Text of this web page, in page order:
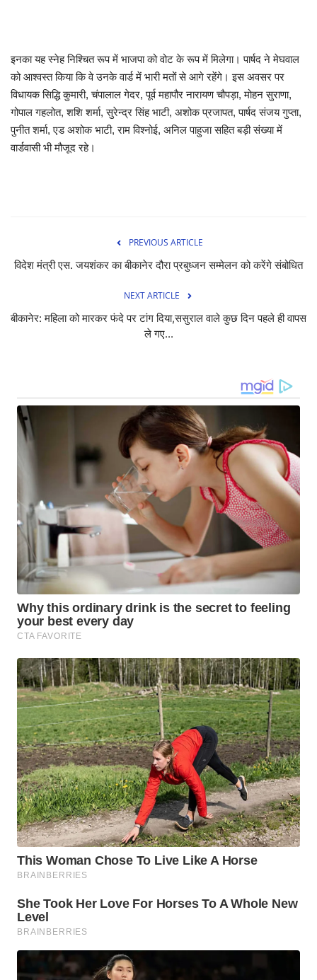
इनका यह स्नेह निश्चित रूप में भाजपा को वोट के रूप में मिलेगा। पार्षद ने मेघवाल
को आश्वस्त किया कि वे उनके वार्ड में भारी मतों से आगे रहेंगे। इस अवसर पर
विधायक सिद्धि कुमारी, चंपालाल गेदर, पूर्व महापौर नारायण चौपड़ा, मोहन सुराणा,
गोपाल गहलोत, शशि शर्मा, सुरेन्द्र सिंह भाटी, अशोक प्रजापत, पार्षद संजय गुप्ता,
पुनीत शर्मा, एड अशोक भाटी, राम विश्नोई, अनिल पाहुजा सहित बड़ी संख्या में
वार्डवासी भी मौजूद रहे।
PREVIOUS ARTICLE
विदेश मंत्री एस. जयशंकर का बीकानेर दौरा प्रबुध्जन सम्मेलन को करेंगे संबोधित
NEXT ARTICLE
बीकानेर: महिला को मारकर फंदे पर टांग दिया,ससुराल वाले कुछ दिन पहले ही वापस
ले गए...